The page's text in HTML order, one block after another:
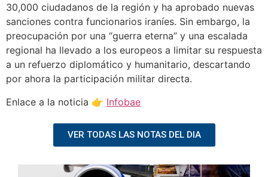
30,000 ciudadanos de la región y ha aprobado nuevas
sanciones contra funcionarios iraníes. Sin embargo, la
preocupación por una “guerra eterna” y una escalada
regional ha llevado a los europeos a limitar su respuesta
a un refuerzo diplomático y humanitario, descartando
por ahora la participación militar directa.
Enlace a la noticia 👉 Infobae
VER TODAS LAS NOTAS DEL DIA